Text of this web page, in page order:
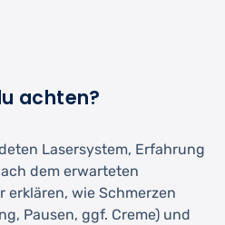
achten?
Lasersystem, Erfahrung
dem erwarteten
erklären, wie Schmerzen
Pausen, ggf. Creme) und